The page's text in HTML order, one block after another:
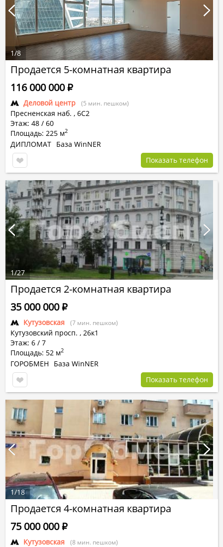
Продается 5-комнатная квартира
Деловой центр (5 мин. пешком)
Пресненская наб. , 6С2
Этаж: 48 / 60
Площадь: 225 м2
116 000 000Р
ДИПЛОМАТ База WinNER
Показать телефон
1/8
Продается 2-комнатная квартира
Кутузовская (7 мин. пешком)
Кутузовский просп. , 26к1
Этаж: 6 / 7
Площадь: 52 м2
35 000 000Р
ГОРОБМЕН
База WinNER
Показать телефон
1/27
Продается 4-комнатная квартира
Кутузовская (8 мин. пешком)
75 000 000Р
1/18